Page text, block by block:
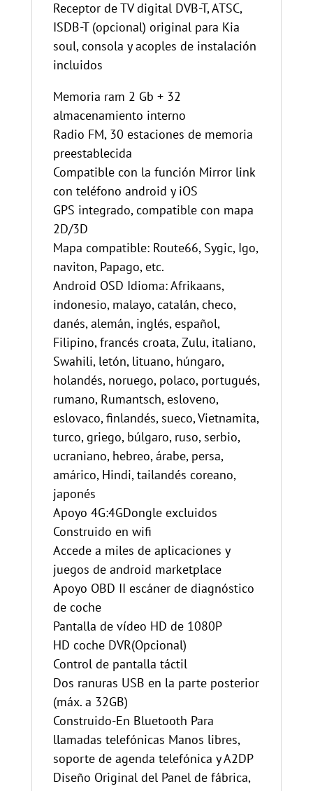
Receptor de TV digital DVB-T, ATSC,
ISDB-T (opcional) original para Kia
soul, consola y acoples de instalación
incluidos
Memoria ram 2 Gb + 32
almacenamiento interno
Radio FM, 30 estaciones de memoria
preestablecida
Compatible con la función Mirror link
con teléfono android y iOS
GPS integrado, compatible con mapa
2D/3D
Mapa compatible: Route66, Sygic, Igo,
naviton, Papago, etc.
Android OSD Idioma: Afrikaans,
indonesio, malayo, catalán, checo,
danés, alemán, inglés, español,
Filipino, francés croata, Zulu, italiano,
Swahili, letón, lituano, húngaro,
holandés, noruego, polaco, portugués,
rumano, Rumantsch, esloveno,
eslovaco, finlandés, sueco, Vietnamita,
turco, griego, búlgaro, ruso, serbio,
ucraniano, hebreo, árabe, persa,
amárico, Hindi, tailandés coreano,
japonés
Apoyo 4G:4GDongle excluidos
Construido en wifi
Accede a miles de aplicaciones y
juegos de android marketplace
Apoyo OBD II escáner de diagnóstico
de coche
Pantalla de vídeo HD de 1080P
HD coche DVR(Opcional)
Control de pantalla táctil
Dos ranuras USB en la parte posterior
(máx. a 32GB)
Construido-En Bluetooth Para
llamadas telefónicas Manos libres,
soporte de agenda telefónica y A2DP
Diseño Original del Panel de fábrica,